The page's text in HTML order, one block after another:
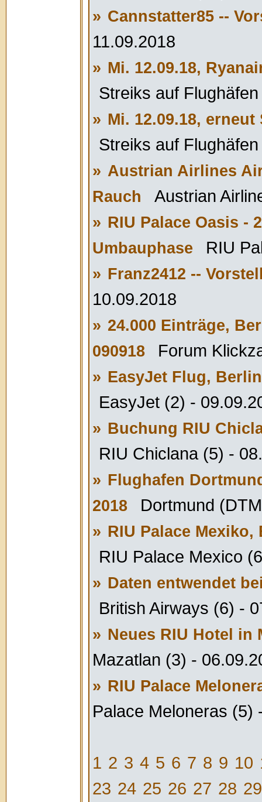
» Cannstatter85 --
11.09.2018
» Mi. 12.09.18,
Streiks auf
» Mi. 12.09.18,
Streiks auf
» Austrian Airlines
Rauch
Austrian
» RIU Palace Oasis -
Umbauphase
RIU
» Franz2412 --
10.09.2018
» 24.000 Einträge,
090918
Forum
» EasyJet Flug,
EasyJet (2) -
» Buchung RIU
RIU Chiclana (5) -
» Flughafen
2018
Dortmund
» RIU Palace
RIU Palace Mexico
» Daten entwendet
British Airways (6) -
» Neues RIU Hotel in
Mazatlan (3) -
» RIU Palace
Palace Meloneras (5)
1 2 3 4 5 6 7 8 9 10
23 24 25 26 27 28 29